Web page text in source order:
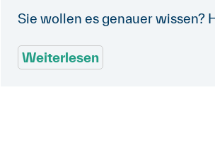
Sie wollen es genauer wissen?
Weiterlesen